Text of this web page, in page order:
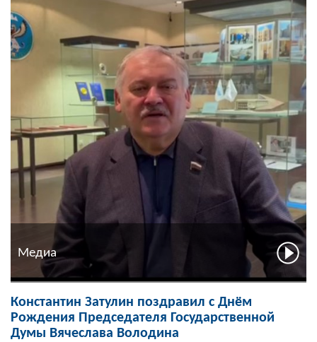
Медиа
Константин Затулин поздравил с Днём
Рождения Председателя Государственной
Думы Вячеслава Володина